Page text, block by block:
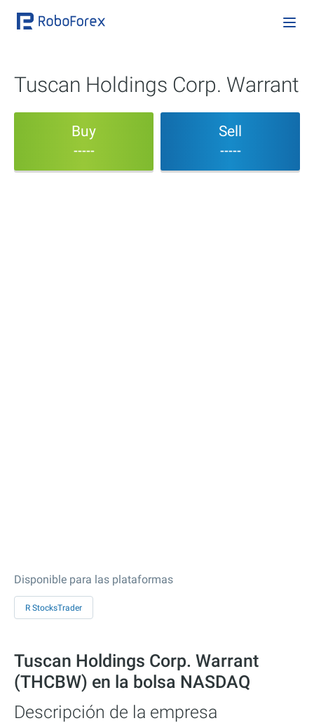
Tuscan Holdings Corp. Warrant
Buy
-----
Sell
-----
Disponible para las plataformas
R StocksTrader
Tuscan Holdings Corp. Warrant
(THCBW) en la bolsa NASDAQ
Descripción de la empresa